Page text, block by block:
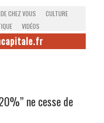
CHEZ VOUS
CULTURE
VIDÉOS
ne cesse de